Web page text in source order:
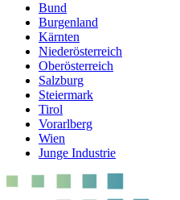
Bund
Burgenland
Kärnten
Niederösterreich
Oberösterreich
Salzburg
Steiermark
Tirol
Vorarlberg
Wien
Junge Industrie